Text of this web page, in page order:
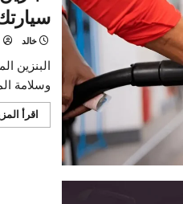
البنزين
مارس
البنزين
وسلامة